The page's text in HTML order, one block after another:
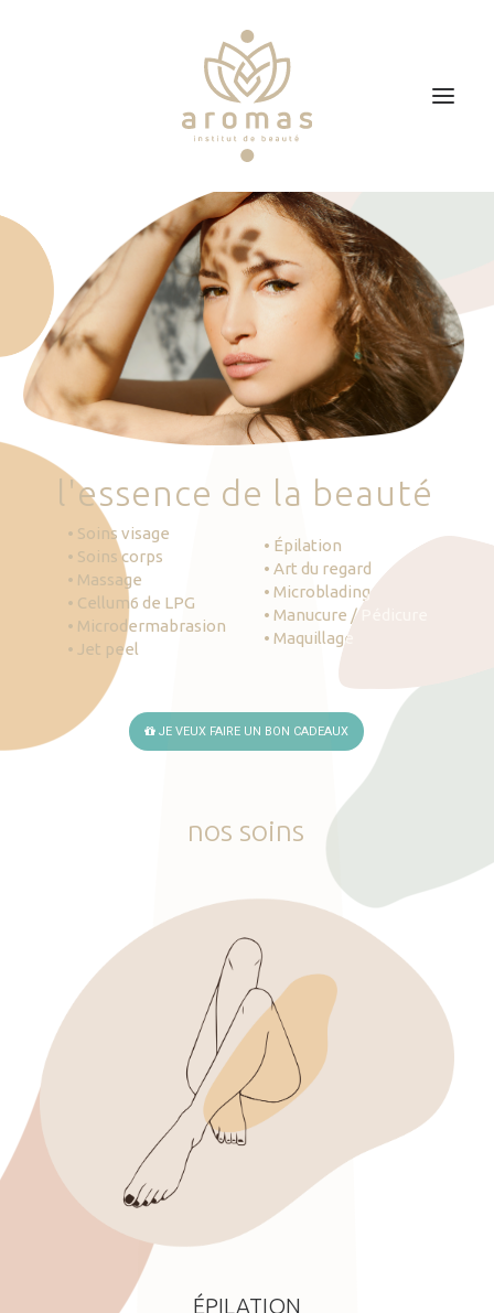
Soins
Je veux faire un bon cadeau
Plan d’accès
Prendre RDV
'essence de la beauté
• Soins visage
• Soins corps
• Massage
• Cellum6 de LPG
• Microdermabrasion
• Jet peel
• Épilation
• Art du regard
• Microblading
• Manucure / Pédicure
• Maquillage
JE VEUX FAIRE UN BON CADEAUX
nos soins
ÉPILATION